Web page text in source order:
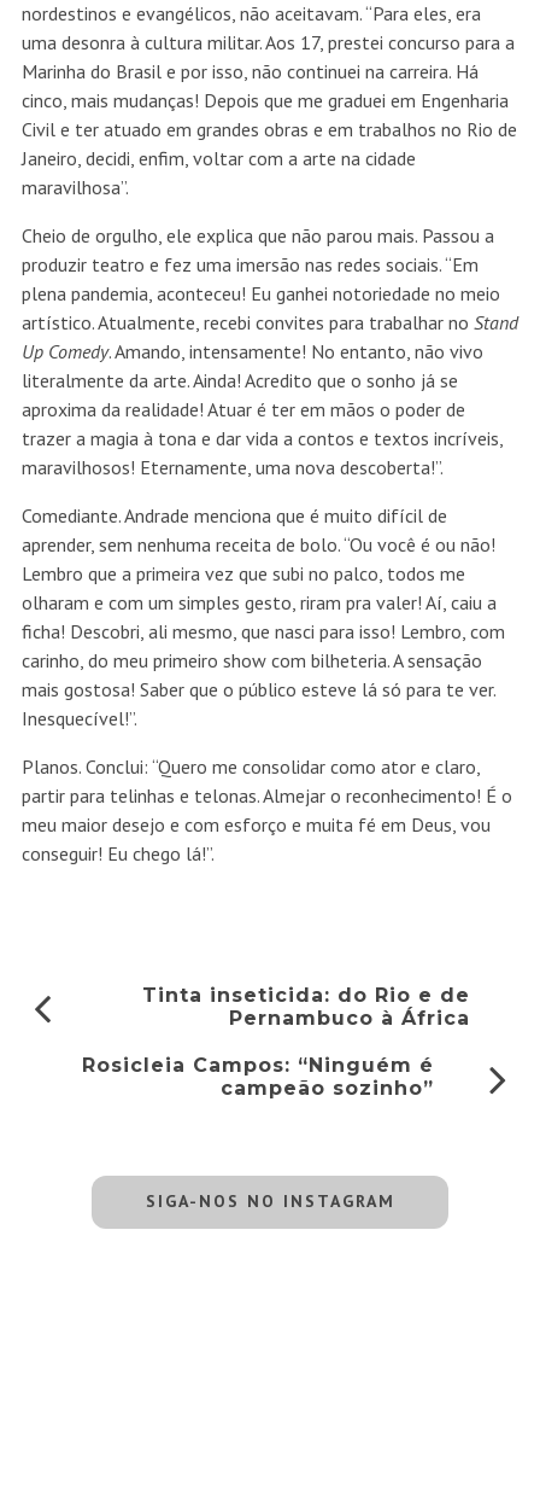
nordestinos e evangélicos, não aceitavam. “Para eles, era
uma desonra à cultura militar. Aos 17, prestei concurso para a
Marinha do Brasil e por isso, não continuei na carreira. Há
cinco, mais mudanças! Depois que me graduei em Engenharia
Civil e ter atuado em grandes obras e em trabalhos no Rio de
Janeiro, decidi, enfim, voltar com a arte na cidade
maravilhosa”.
Cheio de orgulho, ele explica que não parou mais. Passou a
produzir teatro e fez uma imersão nas redes sociais. “Em
plena pandemia, aconteceu! Eu ganhei notoriedade no meio
artístico. Atualmente, recebi convites para trabalhar no Stand
Up Comedy. Amando, intensamente! No entanto, não vivo
literalmente da arte. Ainda! Acredito que o sonho já se
aproxima da realidade! Atuar é ter em mãos o poder de
trazer a magia à tona e dar vida a contos e textos incríveis,
maravilhosos! Eternamente, uma nova descoberta!”.
Comediante. Andrade menciona que é muito difícil de
aprender, sem nenhuma receita de bolo. “Ou você é ou não!
Lembro que a primeira vez que subi no palco, todos me
olharam e com um simples gesto, riram pra valer! Aí, caiu a
ficha! Descobri, ali mesmo, que nasci para isso! Lembro, com
carinho, do meu primeiro show com bilheteria. A sensação
mais gostosa! Saber que o público esteve lá só para te ver.
Inesquecível!”.
Planos. Conclui: “Quero me consolidar como ator e claro,
partir para telinhas e telonas. Almejar o reconhecimento! É o
meu maior desejo e com esforço e muita fé em Deus, vou
conseguir! Eu chego lá!”.
Tinta inseticida: do Rio e de
Pernambuco à África
Rosicleia Campos: “Ninguém é
campeão sozinho”
SIGA-NOS NO INSTAGRAM